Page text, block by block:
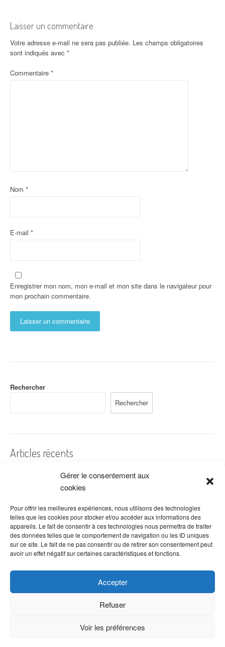
Gérer le consentement aux
cookies
Pour offrir les meilleures expériences, nous utilisons des technologies
telles que les cookies pour stocker et/ou accéder aux informations des
appareils. Le fait de consentir à ces technologies nous permettra de traiter
des données telles que le comportement de navigation ou les ID uniques
sur ce site. Le fait de ne pas consentir ou de retirer son consentement peut
avoir un effet négatif sur certaines caractéristiques et fonctions.
Accepter
Refuser
Voir les préférences
Laisser un commentaire
Votre adresse e-mail ne sera pas publiée. Les champs obligatoires
sont indiqués avec *
Commentaire *
Nom *
E-mail *
Enregistrer mon nom, mon e-mail et mon site dans le navigateur pour
mon prochain commentaire.
Rechercher
Rechercher
Articles récents
A quelles dates de l’année offre-t-on des fleurs ?
Les fleurs préférées des Français
Combien de fois arroser un cactus ?
Quelles fleurs offrir pour la fête des mères ?
Idées de décoration avec fleurs séchées